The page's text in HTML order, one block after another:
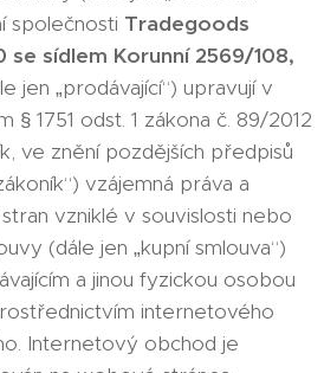
společnosti Tradegoods
se sídlem Korunní 2569/108,
jen „prodávající“) upravují v
§ 1751 odst. 1 zákona č. 89/2012
ve znění pozdějších předpisů
vzájemná práva a
vzniklé v souvislosti nebo
(dále jen „kupní smlouva“)
a jinou fyzickou osobou
internetového
Internetový obchod je